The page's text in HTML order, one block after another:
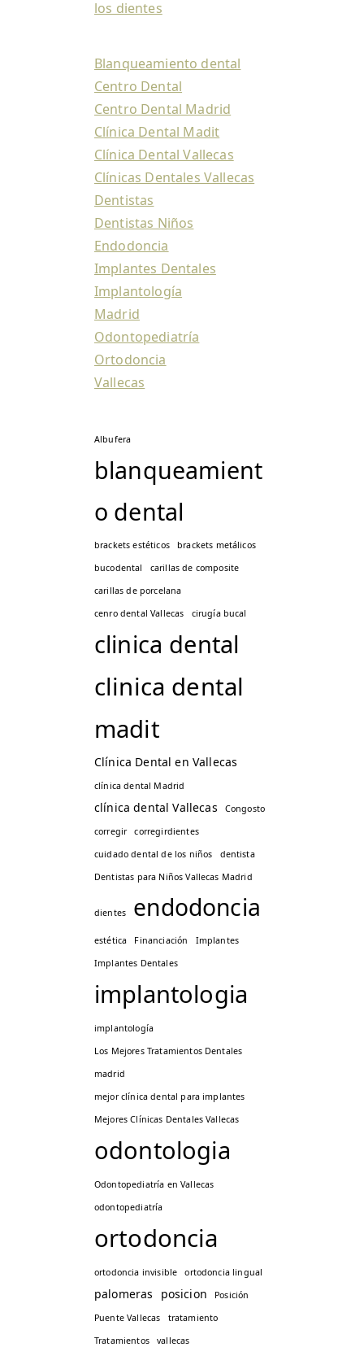
los dientes
Blanqueamiento dental
Centro Dental
Centro Dental Madrid
Clínica Dental Madit
Clínica Dental Vallecas
Clínicas Dentales Vallecas
Dentistas
Dentistas Niños
Endodoncia
Implantes Dentales
Implantología
Madrid
Odontopediatría
Ortodoncia
Vallecas
Albufera
blanqueamient
o dental
brackets estéticos
brackets metálicos
bucodental
carillas de composite
carillas de porcelana
cenro dental Vallecas
cirugía bucal
clinica dental
clinica dental
madit
Clínica Dental en Vallecas
clínica dental Madrid
clínica dental Vallecas
Congosto
corregir
corregirdientes
cuidado dental de los niños
dentista
Dentistas para Niños Vallecas Madrid
dientes endodoncia
estética Financiación
Implantes
Implantes Dentales
implantologia
implantología
Los Mejores Tratamientos Dentales
madrid
mejor clínica dental para implantes
Mejores Clínicas Dentales Vallecas
odontologia
Odontopediatría en Vallecas
odontopediatría
ortodoncia
ortodoncia invisible ortodoncia lingual
palomeras posicion
Posición
Puente Vallecas
tratamiento
Tratamientos
vallecas